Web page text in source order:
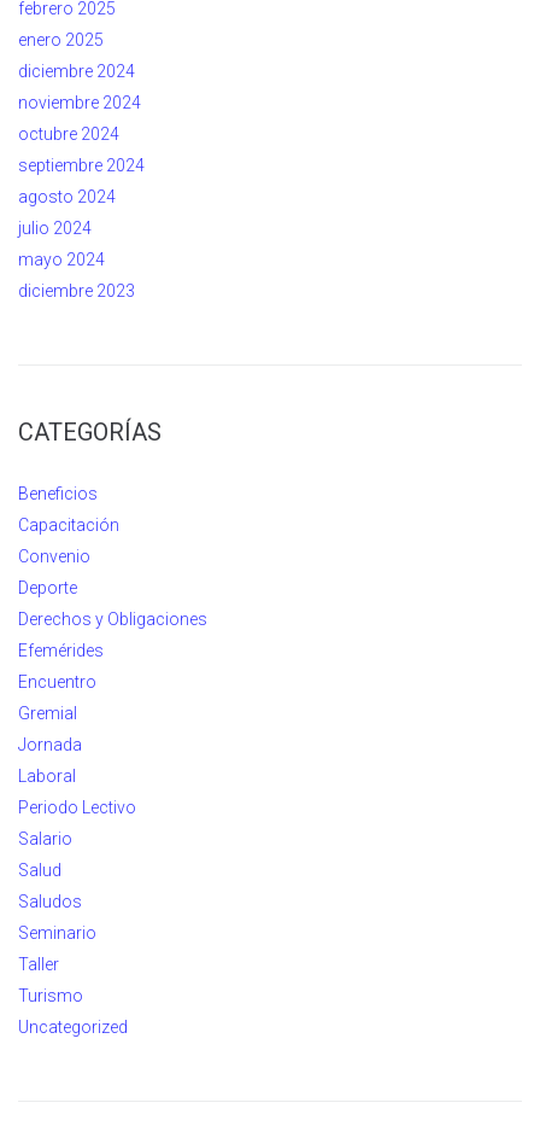
febrero 2025
enero 2025
diciembre 2024
noviembre 2024
octubre 2024
septiembre 2024
agosto 2024
julio 2024
mayo 2024
diciembre 2023
CATEGORÍAS
Beneficios
Capacitación
Convenio
Deporte
Derechos y Obligaciones
Efemérides
Encuentro
Gremial
Jornada
Laboral
Periodo Lectivo
Salario
Salud
Saludos
Seminario
Taller
Turismo
Uncategorized